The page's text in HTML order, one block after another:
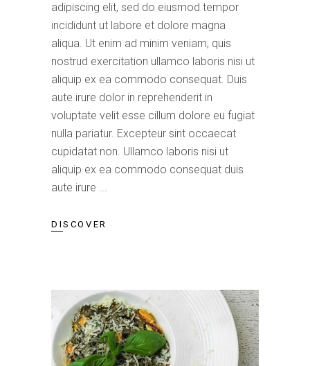
adipiscing elit, sed do eiusmod tempor
incididunt ut labore et dolore magna
aliqua. Ut enim ad minim veniam, quis
nostrud exercitation ullamco laboris nisi ut
aliquip ex ea commodo consequat. Duis
aute irure dolor in reprehenderit in
voluptate velit esse cillum dolore eu fugiat
nulla pariatur. Excepteur sint occaecat
cupidatat non. Ullamco laboris nisi ut
aliquip ex ea commodo consequat duis
aute irure
DISCOVER